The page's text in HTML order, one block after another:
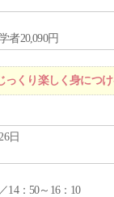
者20,090円
くり楽しく身につけ
日
14：50～16：10